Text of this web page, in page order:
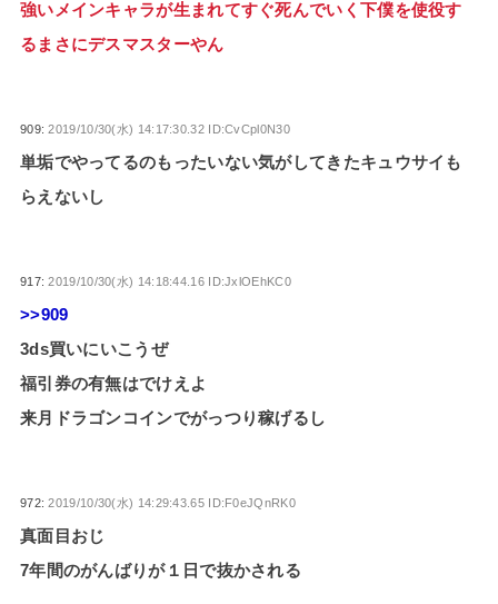
強いメインキャラが生まれてすぐ死んでいく下僕を使役す
るまさにデスマスターやん
909:2019/10/30(水) 14:17:30.32 ID:CvCpl0N30
単垢でやってるのもったいない気がしてきたキュウサイも
らえないし
917:2019/10/30(水) 14:18:44.16 ID:JxlOEhKC0
>>909
3ds買いにいこうぜ
福引券の有無はでけえよ
来月ドラゴンコインでがっつり稼げるし
972:2019/10/30(水) 14:29:43.65 ID:F0eJQnRK0
真面目おじ
7年間のがんばりが１日で抜かされる